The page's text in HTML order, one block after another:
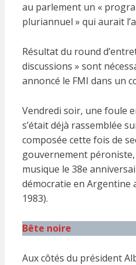
au parlement un «
pluriannuel » qui aurait
Résultat du round
discussions » sont
annoncé le FMI dans un
Vendredi soir, une foule
s’était déjà rassemblée
composée cette fois de
gouvernement
musique le 38e
démocratie en Argentine
1983).
Bête noire
Aux côtés du président